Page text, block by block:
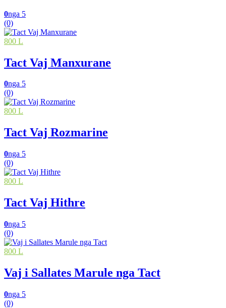
0nga 5
(0)
800 L
Tact Vaj Manxurane
0nga 5
(0)
800 L
Tact Vaj Rozmarine
0nga 5
(0)
800 L
Tact Vaj Hithre
0nga 5
(0)
800 L
Vaj i Sallates Marule nga Tact
0nga 5
(0)